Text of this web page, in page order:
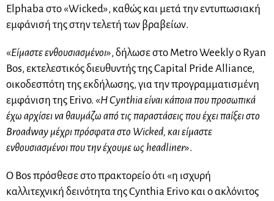
Elphaba στο «Wicked», καθώς και μετά την εντυπωσιακή
εμφάνισή της στην τελετή των βραβείων.
«Είμαστε ενθουσιασμένοι», δήλωσε στο Metro Weekly ο Ryan
Bos, εκτελεστικός διευθυντής της Capital Pride Alliance,
οικοδεσπότη της εκδήλωσης, για την προγραμματισμένη
εμφάνιση της Erivo. «Η Cynthia είναι κάποια που προσωπικά
έχω αρχίσει να θαυμάζω από τις παραστάσεις που έχει παίξει στο
Broadway μέχρι πρόσφατα στο Wicked, και είμαστε
ενθουσιασμένοι που την έχουμε ως headliner».
Ο Bos πρόσθεσε στο πρακτορείο ότι «η ισχυρή
καλλιτεχνική δεινότητα της Cynthia Erivo και ο ακλόνιτος